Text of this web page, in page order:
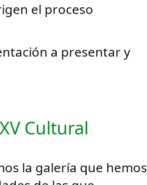
el proceso
a presentar y
Cultural
la galería que hemos